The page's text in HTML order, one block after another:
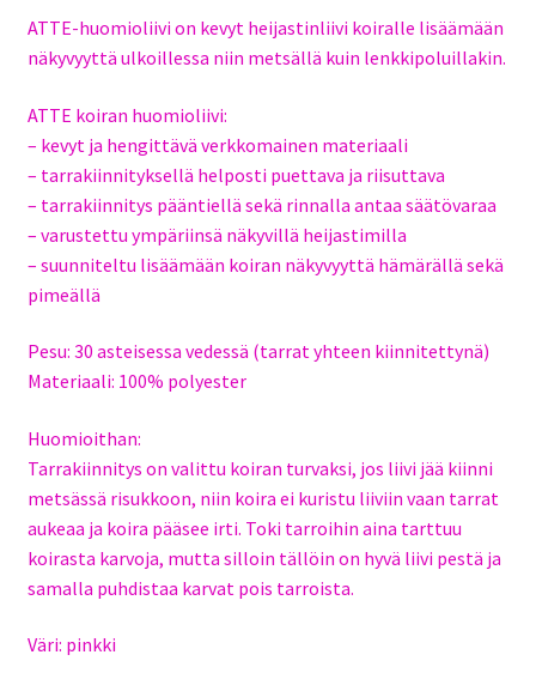
ATTE-huomioliivi on kevyt heijastinliivi koiralle lisäämään
näkyvyyttä ulkoillessa niin metsällä kuin lenkkipoluillakin.
ATTE koiran huomioliivi:
– kevyt ja hengittävä verkkomainen materiaali
– tarrakiinnityksellä helposti puettava ja riisuttava
– tarrakiinnitys pääntiellä sekä rinnalla antaa säätövaraa
– varustettu ympäriinsä näkyvillä heijastimilla
– suunniteltu lisäämään koiran näkyvyyttä hämärällä sekä
pimeällä
Pesu: 30 asteisessa vedessä (tarrat yhteen kiinnitettynä)
Materiaali: 100% polyester
Huomioithan:
Tarrakiinnitys on valittu koiran turvaksi, jos liivi jää kiinni
metsässä risukkoon, niin koira ei kuristu liiviin vaan tarrat
aukeaa ja koira pääsee irti. Toki tarroihin aina tarttuu
koirasta karvoja, mutta silloin tällöin on hyvä liivi pestä ja
samalla puhdistaa karvat pois tarroista.
Väri: pinkki